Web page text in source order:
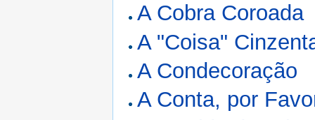
A Cobra Coroada
A "Coisa"
A Condecoração
A Conta, por